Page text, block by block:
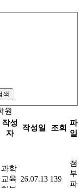
색
원
작성
자
작성일 조회
파
일
과학
교육 26.07.13 139
첨
부
파